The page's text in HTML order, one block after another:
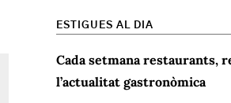
ESTIGUES AL DIA
Cada setmana restaurants,
l’actualitat gastronòmica